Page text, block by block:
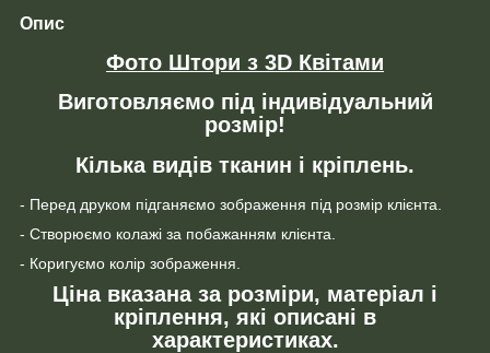
Опис
Фото Штори з 3D Квітами
Виготовляємо під індивідуальний
розмір!
Кілька видів тканин і кріплень.
- Перед друком підганяємо зображення під розмір клієнта.
- Створюємо колажі за побажанням клієнта.
- Коригуємо колір зображення.
Ціна вказана за розміри, матеріал і
кріплення, які описані в
характеристиках.